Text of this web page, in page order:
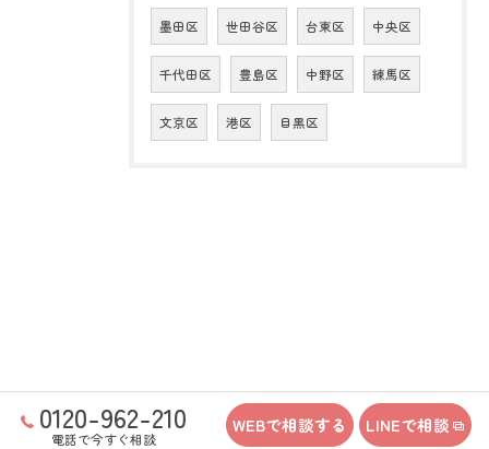
墨田区 世田谷区 台東区 中央区
千代田区 豊島区 中野区 練馬区
文京区 港区 目黒区
0120-962-210
電話で今すぐ相談
WEBで相談する LINEで相談